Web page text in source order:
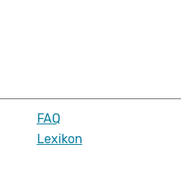
FAQ
Lexikon